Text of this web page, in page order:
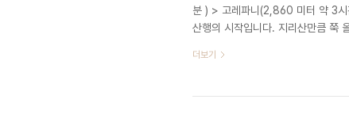
분 ) > 고레파니(2,860 미터 약 3
산행의 시작입니다. 지리산만큼 쭉
해서 생활 용품을 이동합니다. 당
는 오륜 산행회 분들입니다. 고레파
더보기